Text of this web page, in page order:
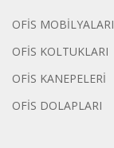
OFİS MOBİLYALARI
OFİS KOLTUKLARI
OFİS KANEPELERİ
OFİS DOLAPLARI